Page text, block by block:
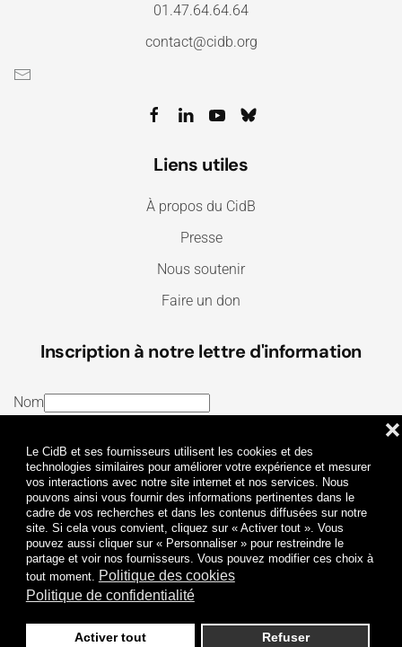
Le CidB et ses fournisseurs utilisent les cookies et des
technologies similaires pour améliorer votre expérience et mesurer
vos interactions avec notre site internet et nos services. Nous
pouvons ainsi vous fournir des informations pertinentes dans le
cadre de vos recherches et dans les contenus diffusées sur notre
site. Si cela vous convient, cliquez sur « Activer tout ». Vous
pouvez aussi cliquer sur « Personnaliser » pour restreindre le
partage et voir nos fournisseurs. Vous pouvez modifier ces choix à
tout moment. Politique des cookies
Politique de confidentialité
Activer tout Refuser
❌
01.47.64.64.64
contact@cidb.org
Liens utiles
À propos du CidB
Presse
Nous soutenir
Faire un don
Inscription à notre lettre d'information
Nom
J’ai lu et j’accepte lesTermes et conditionset la
Politique de confidentialité
Je m'abonne